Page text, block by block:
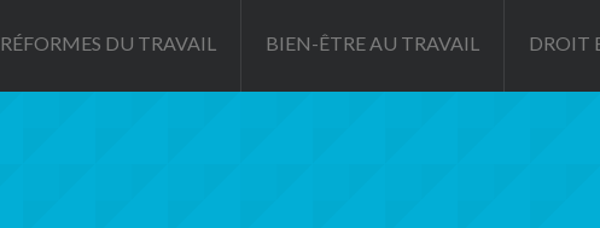
RÉFORMES DU TRAVAIL BIEN-ÊTRE AU TRAVAIL DROIT